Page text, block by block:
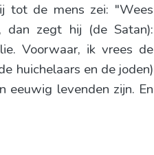
tot de mens zei: "Wees
dan zegt hij (de Satan):
Voorwaar, ik vrees de
huichelaars en de joden)
eeuwig levenden zijn. En